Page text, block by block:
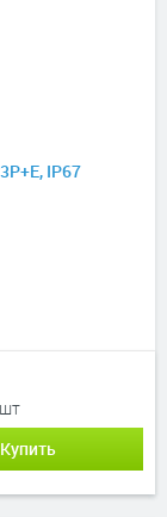
IP67
Купить